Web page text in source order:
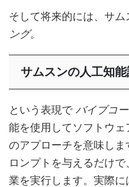
そして将来的には、サム
ング。
サムスンの人工知
という表現でバイブコ
能を使用してソフトウ
のアプローチを意味し
ロンプトを与えるだけ
業を実行します。実際に